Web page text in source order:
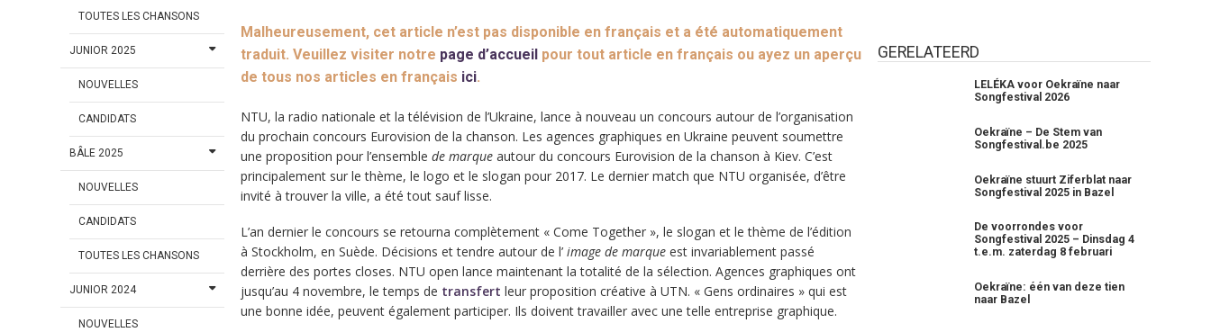
TOUTES LES CHANSONS
JUNIOR 2025
NOUVELLES
CANDIDATS
BÂLE 2025
NOUVELLES
CANDIDATS
TOUTES LES CHANSONS
JUNIOR 2024
NOUVELLES
Malheureusement, cet article n’est pas disponible en français et a été automatiquement
traduit. Veuillez visiter notre page d’accueil pour tout article en français ou ayez un aperçu
de tous nos articles en français ici.
NTU, la radio nationale et la télévision de l’Ukraine, lance à nouveau un concours autour de l’organisation
du prochain concours Eurovision de la chanson. Les agences graphiques en Ukraine peuvent soumettre
une proposition pour l’ensemble de marque autour du concours Eurovision de la chanson à Kiev. C’est
principalement sur le thème, le logo et le slogan pour 2017. Le dernier match que NTU organisée, d’être
invité à trouver la ville, a été tout sauf lisse.
L’an dernier le concours se retourna complètement « Come Together », le slogan et le thème de l’édition
à Stockholm, en Suède. Décisions et tendre autour de l’ image de marqueest invariablement passé
derrière des portes closes. NTU open lance maintenant la totalité de la sélection. Agences graphiques ont
jusqu’au 4 novembre, le temps de transfert leur proposition créative à UTN. « Gens ordinaires » qui est
une bonne idée, peuvent également participer. Ils doivent travailler avec une telle entreprise graphique.
GERELATEERD
LELÉKA voor Oekraïne naar
Songfestival 2026
Oekraïne – De Stem van
Songfestival.be 2025
Oekraïne stuurt Ziferblat naar
Songfestival 2025 in Bazel
De voorrondes voor
Songfestival 2025 – Dinsdag 4
t.e.m. zaterdag 8 februari
Oekraïne: één van deze tien
naar Bazel